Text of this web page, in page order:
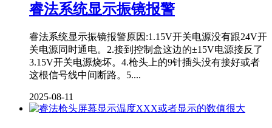
睿法系统显示振镜报警
睿法系统显示振镜报警原因:1.15V开关电源没有跟24V开
关电源同时通电。2.接到控制盒这边的±15V电源接反了
3.15V开关电源烧坏。4.枪头上的9针插头没有接好或者
这根信号线中间断路。5....
2025-08-11